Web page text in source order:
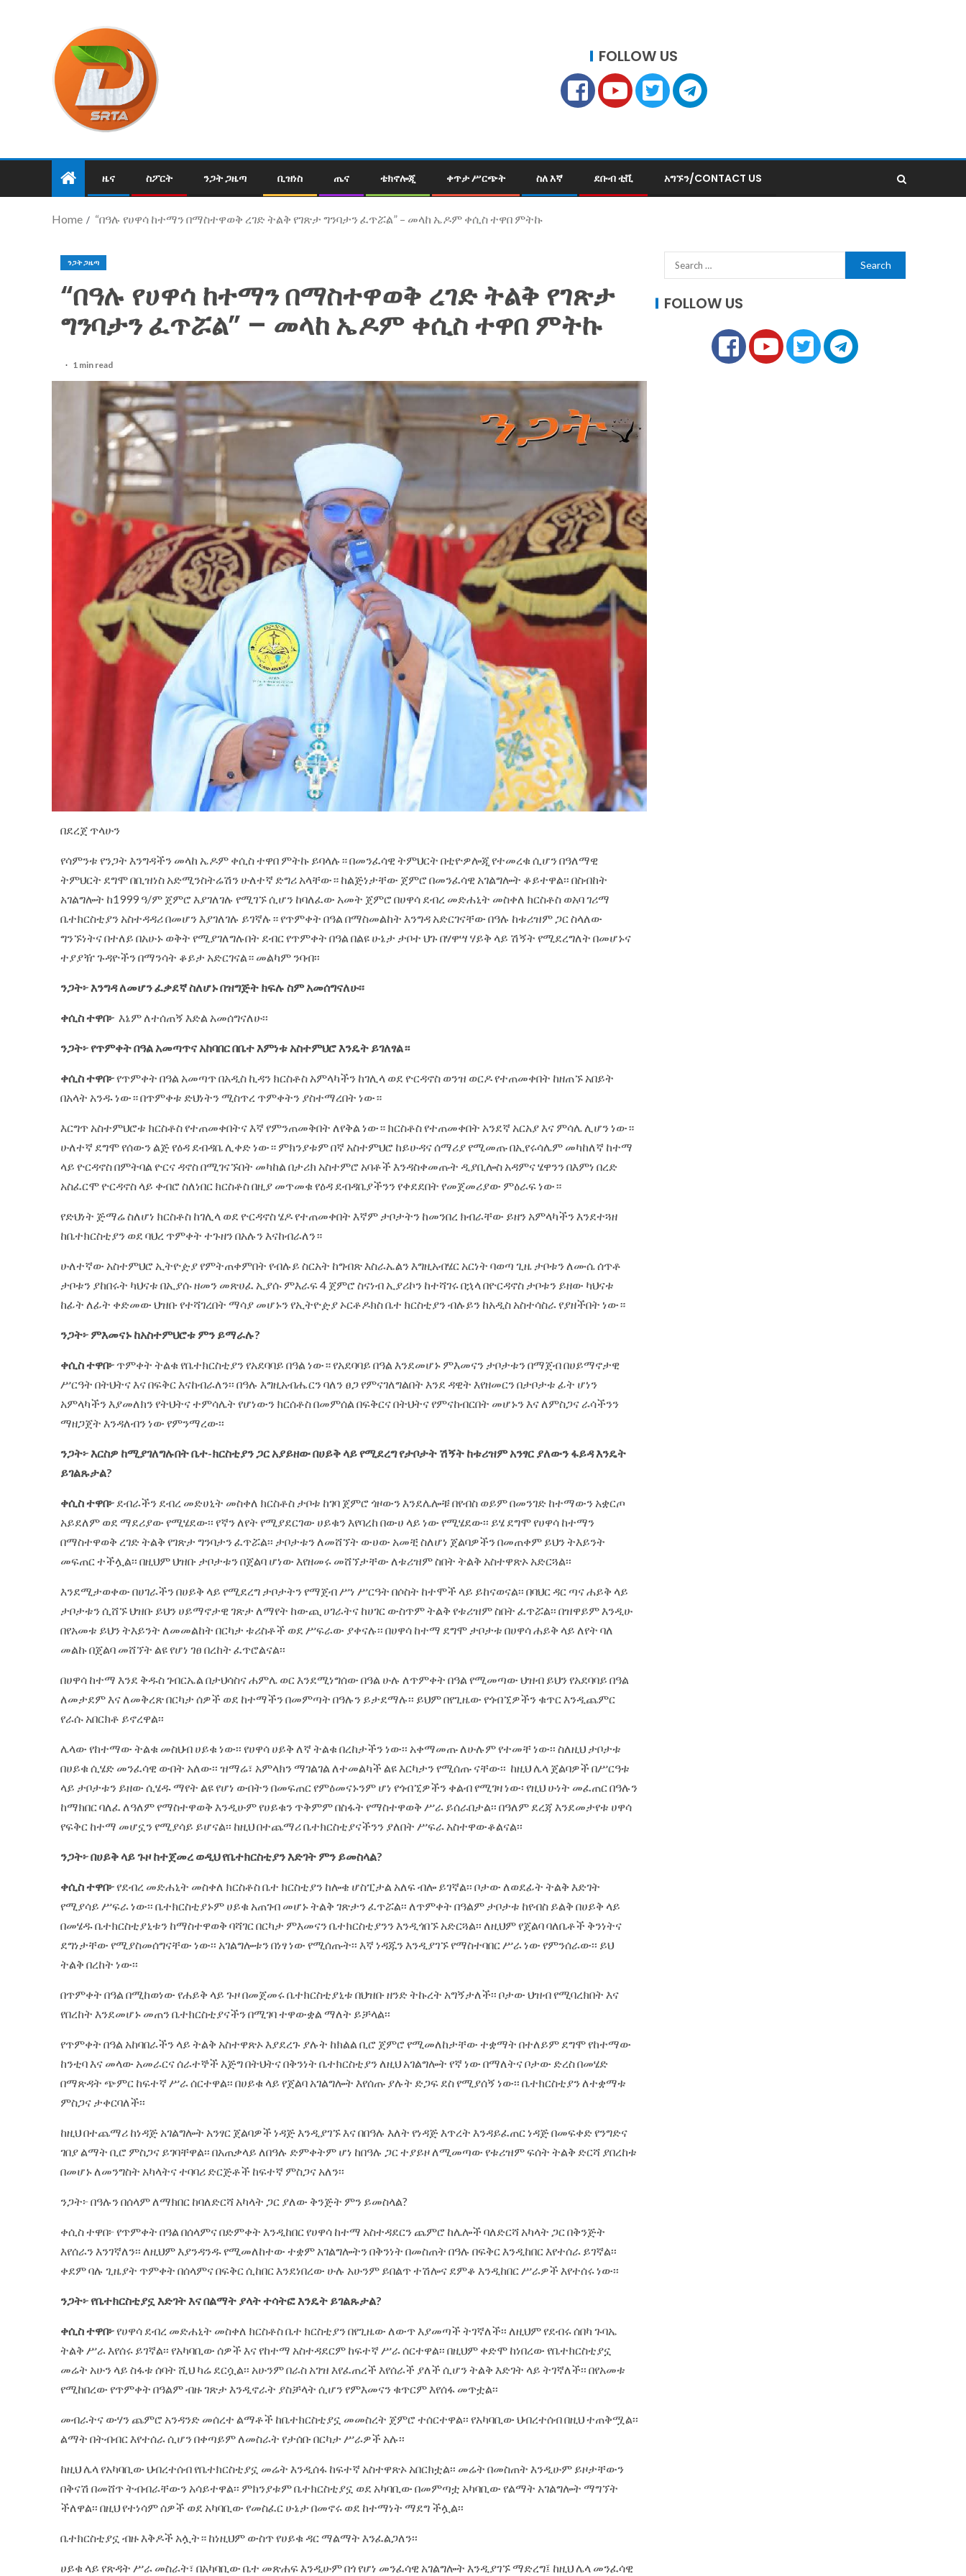
FOLLOW US
ዜና ስፖርት ንጋት ጋዜጣ ቢዝነስ ጤና ቴክኖሎጂ ቀጥታ ሥርጭት ስለ እኛ ደቡብ ቲቪ አግኙን/CONTACT US
Home “በዓሉ የሀዋሳ ከተማን በማስተዋወቅ ረገድ ትልቅ የገጽታ ግንባታን ፈጥሯል” – መላከ ኤዶም ቀሲስ ተዋበ ምትኩ
ንጋት ጋዜጣ
“በዓሉ የሀዋሳ ከተማን በማስተዋወቅ ረገድ ትልቅ የገጽታ
ግንባታን ፈጥሯል” – መላከ ኤዶም ቀሲስ ተዋበ ምትኩ
1 min read
በደረጀ ጥላሁን
የሳምንቱ የንጋት እንግዳችን መላከ ኤዶም ቀሲስ ተዋበ ምትኩ ይባላሉ። በመንፈሳዊ ትምህርት በቲዮዎሎጂ የተመረቁ ሲሆን በዓለማዊ
ትምህርት ደግሞ በቢዝነስ አድሚንስትሬሽን ሁለተኛ ድግሪ አላቸው። ከልጅነታቸው ጀምሮ በመንፈሳዊ አገልግሎት ቆይተዋል፡፡ በስብከት
አገልግሎት ከ1999 ዓ/ም ጀምሮ እያገለገሉ የሚገኙ ሲሆን ከባለፈው አመት ጀምሮ በሀዋሳ ደብረ መድሐኒት መስቀለ ክርስቶስ ወአባ ገሪማ
ቤተክርስቲያን አስተዳዳሪ በመሆን እያገለገሉ ይገኛሉ። የጥምቀት በዓል በማስመልከት እንግዳ አድርገናቸው በዓሉ ከቱሪዝም ጋር ስላለው
ግንኙነትና በተለይ በአሁኑ ወቅት የሚያገለግሉበት ደብር የጥምቀት በዓል በልዩ ሁኔታ ታቦተ ህጉ በሃዋሣ ሃይቅ ላይ ሽኝት የሚደረግለት በመሆኑና
ተያያዥ ጉዳዮችን በማንሳት ቆይታ አድርገናል። መልካም ንባብ፡፡
ንጋት፦ እንግዳ ለመሆን ፈቃደኛ ስለሆኑ በዝግጅት ክፍሉ ስም አመሰግናለሁ፡፡
ቀሲስ ተዋበ፦ እኔም ለተሰጠኝ እድል አመሰግናለሁ፡፡
ንጋት፦ የጥምቀት በዓል አመጣጥና አከባበር በቤተ እምነቱ አስተምህሮ እንዴት ይገለፃል።
ቀሲስ ተዋበ፦የጥምቀት በዓል አመጣጥ በአዲስ ኪዳን ክርስቶስ አምላካችን ከገሊላ ወደ ዮርዳኖስ ወንዝ ወርዶ የተጠመቀበት ከዘጠኙ አበይት
በአላት አንዱ ነው። በጥምቀቱ ድህነትን ሚስጥረ ጥምቀትን ያስተማረበት ነው።
እርግጥ አስተምህሮቱ ክርስቶስ የተጠመቀበትና እኛ የምንጠመቅበት ለየቅል ነው። ክርስቶስ የተጠመቀበት አንደኛ አርአያ እና ምሳሌ ሊሆን ነው።
ሁለተኛ ደግሞ የሰውን ልጅ የዕዳ ደብዳቤ ሊቀድ ነው። ምክንያቱም በኛ አስተምህሮ ከይሁዳና ሰማሪያ የሚመጡ በኢየሩሳሌም መካከለኛ ከተማ
ላይ ዮርዳኖስ በምትባል ዮርና ዳኖስ በሚገናኙበት መካከል በታሪክ አስተምሮ አባቶች እንዳስቀመጡት ዲያቢሎስ አዳምና ሄዋንን በእምነ በረድ
አስፈርሞ ዮርዳኖስ ላይ ቀብሮ ስለነበር ክርስቶስ በዚያ መጥመቁ የዕዳ ደብዳቤያችንን የቀደደበት የመጀመሪያው ምዕራፍ ነው።
የድህነት ጅማሬ ስለሆነ ክርስቶስ ከገሊላ ወደ ዮርዳኖስ ሄዶ የተጠመቀበት እኛም ታቦታትን ከመንበረ ክብራቸው ይዘን አምላካችን እንደተጓዘ
ከቤተክርስቲያን ወደ ባህረ ጥምቀት ተጉዘን በአሉን እናከብራለን።
ሁለተኛው አስተምህሮ ኢትዮዽያ የምትጠቀምበት የብሉይ ስርአት ከግብጽ እስራኤልን እግዚአብሄር አርነት ባወጣ ጊዜ ታቦቱን ለሙሴ ሰጥቶ
ታቦቱን ያከበሩት ካህናቱ በኢያሱ ዘመን መጽሀፈ ኢያሱ ምእራፍ 4 ጀምሮ ስናነብ ኢያሪኮን ከተሻገሩ በኋላ በዮርዳኖስ ታቦቱን ይዘው ካህናቱ
ከፊት ለፊት ቀድመው ህዝቡ የተሻገረበት ማሳያ መሆኑን የኢትዮዽያ ኦርቶዶክስ ቤተ ክርስቲያን ብሉይን ከአዲስ አስተሳስራ የያዘችበት ነው።
ንጋት፦ ምእመናኑ ከአስተምህሮቱ ምን ይማራሉ?
ቀሲስ ተዋበ፦ጥምቀት ትልቁ የቤተክርስቲያን የአደባባይ በዓል ነው። የአደባባይ በዓል እንደመሆኑ ምእመናን ታቦታቱን በማጀብ በሀይማኖታዊ
ሥርዓት በትህትና እና በፍቅር እናከብራለን፡፡ በዓሉ እግዚአብሔርን ባለን ፀጋ የምናገለግልበት እንደ ዳዊት እየዘመርን በታቦታቱ ፊት ሆነን
አምላካችን እያመለክን የትህትና ተምሳሌት የሆነውን ክርሰቶስ በመምሰል በፍቅርና በትህትና የምናከብርበት መሆኑን እና ለምስጋና ራሳችንን
ማዘጋጀት እንዳለብን ነው የምንማረው፡፡
ንጋት፦ እርስዎ ከሚያገለግሉበት ቤተ-ክርስቲያን ጋር አያይዘው በሀይቅ ላይ የሚደረግ የታቦታት ሽኝት ከቱሪዝም አንፃር ያለውን ፋይዳ እንዴት
ይገልጹታል?
ቀሲስ ተዋበ፦ ደብራችን ደብረ መድሀኒት መስቀለ ክርስቶስ ታቦቱ ከገባ ጀምሮ ጎዞውን እንደሌሎቹ በየብስ ወይም በመንገድ ከተማውን አቋርጦ
አይደለም ወደ ማደሪያው የሚሄደው፡፡ የኛን ለየት የሚያደርገው ሀይቁን እየባረከ በውሀ ላይ ነው የሚሄደው፡፡ ይሄ ደግሞ የሀዋሳ ከተማን
በማስተዋወቅ ረገድ ትልቅ የገጽታ ግንባታን ፈጥሯል፡፡ ታቦታቱን ለመሸኘት ውሀው አመቺ ስለሆነ ጀልባዎችን በመጠቀም ይህን ትእይንት
መፍጠር ተችሏል፡፡ በዚህም ህዝቡ ታቦታቱን በጀልባ ሆነው እየዘመሩ መሸኘታቸው ለቱሪዝም ስበት ትልቅ አስተዋጽኦ አድርጓል፡፡
እንደሚታወቀው በሀገራችን በሀይቅ ላይ የሚደረግ ታቦታትን የማጀብ ሥነ ሥርዓት በሶስት ከተሞች ላይ ይከናወናል፡፡ በባህር ዳር ጣና ሐይቅ ላይ
ታቦታቱን ሲሸኙ ህዝቡ ይህን ሀይማኖታዊ ገጽታ ለማየት ከውጪ ሀገራትና ከሀገር ውስጥም ትልቅ የቱሪዝም ስበት ፈጥሯል፡፡ በዝዋይም እንዲሁ
በየአመቱ ይህን ትእይንት ለመመልከት በርካታ ቱሪስቶች ወደ ሥፍራው ያቀናሉ፡፡ በሀዋሳ ከተማ ደግሞ ታቦታቱ በሀዋሳ ሐይቅ ላይ ለየት ባለ
መልኩ በጀልባ መሸኘት ልዩ የሆነ ገፀ በረከት ፈጥሮልናል፡፡
በሀዋሳ ከተማ እንደ ቅዱስ ገብርኤል በታህሳስና ሐምሌ ወር እንደሚነግሰው በዓል ሁሉ ለጥምቀት በዓል የሚመጣው ህዝብ ይህን የአደባባይ በዓል
ለመታደም እና ለመቅረጽ በርካታ ሰዎች ወደ ከተማችን በመምጣት በዓሉን ይታደማሉ፡፡ ይህም በየጊዜው የጎብኚዎችን ቁጥር እንዲጨምር
የራሱ አበርክቶ ይኖረዋል፡፡
ሌላው የከተማው ትልቁ መስህብ ሀይቁ ነው፡፡ የሀዋሳ ሀይቅ ለኛ ትልቁ በረከታችን ነው፡፡ አቀማመጡ ለሁሉም የተመቸ ነው፡፡ ስለዚህ ታቦታቱ
በሀይቁ ሲሄድ መንፈሳዊ ውበት አለው፡፡ ዝማሬ፣ አምላክን ማገልገል ለተመልካች ልዩ እርካታን የሚሰጡ ናቸው፡፡ ከዚህ ሌላ ጀልባዎች በሥርዓቱ
ላይ ታቦታቱን ይዘው ሲሄዱ ማየት ልዩ የሆነ ውበትን በመፍጠር የምዕመናኑንም ሆነ የጎብኚዎችን ቀልብ የሚገዛ ነው፡ የዚህ ሁነት መፈጠር በዓሉን
ከማክበር ባለፈ ለዓለም የማስተዋወቅ እንዲሁም የሀይቁን ጥቅምም በስፋት የማስተዋወቅ ሥራ ይሰራበታል፡፡ በዓለም ደረጃ እንደመታየቱ ሀዋሳ
የፍቅር ከተማ መሆኗን የሚያሳይ ይሆናል፡፡ ከዚህ በተጨማሪ ቤተክርስቲያናችንን ያለበት ሥፍራ አስተዋውቆልናል፡፡
ንጋት፦ በሀይቅ ላይ ጉዞ ከተጀመረ ወዲህ የቤተክርስቲያን እድገት ምን ይመስላል?
ቀሲስ ተዋበ፦የደብረ መድሐኒት መስቀለ ክርስቶስ ቤተ ክርስቲያን ከሎቄ ሆስፒታል አለፍ ብሎ ይገኛል፡፡ ቦታው ለወደፊት ትልቅ እድገት
የሚያሳይ ሥፍራ ነው፡፡ ቤተክርስቲያኑም ሀይቁ አጠገብ መሆኑ ትልቅ ገጽታን ፈጥሯል፡፡ ለጥምቀት በዓልም ታቦታቱ ከየብስ ይልቅ በሀይቅ ላይ
በመሄዱ ቤተክርስቲያኒቱን ከማስተዋወቅ ባሻገር በርካታ ምእመናን ቤተክርስቲያንን እንዲጎበኙ አድርጓል፡፡ ለዚህም የጀልባ ባለቤቶች ቅንነትና
ደግነታቸው የሚያስመሰግናቸው ነው፡፡ አገልግሎቱን በነፃ ነው የሚሰጡት፡፡ እኛ ነዳጁን እንዲያገኙ የማስተባበር ሥራ ነው የምንሰራው፡፡ ይህ
ትልቅ በረከት ነው፡፡
በጥምቀት በዓል በሚከወነው የሐይቅ ላይ ጉዞ በመጀመሩ ቤተክርስቲያኒቱ በህዝቡ ዘንድ ትኩረት አግኝታለች፡፡ ቦታው ህዝብ የሚባረክበት እና
የበረከት እንደመሆኑ መጠን ቤተክርስቲያናችን በሚገባ ተዋውቋል ማለት ይቻላል፡፡
የጥምቀት በዓል አከባበራችን ላይ ትልቅ አስተዋጽኦ እያደረጉ ያሉት ከክልል ቢሮ ጀምሮ የሚመለከታቸው ተቋማት በተለይም ደግሞ የከተማው
ከንቲባ እና መላው አመራርና ሰራተኞች እጅግ በትህትና በቅንነት ቤተክርስቲያን ለዚህ አገልግሎት የኛ ነው በማለትና ቦታው ድረስ በመሄድ
በማጽዳት ጭምር ከፍተኛ ሥራ ሰርተዋል፡፡ በሀይቁ ላይ የጀልባ አገልግሎት እየሰጡ ያሉት ድጋፍ ደስ የሚያሰኝ ነው፡፡ ቤተክርስቲያን ለተቋማቱ
ምስጋና ታቀርባለች፡፡
ከዚህ በተጨማሪ ከነዳጅ አገልግሎት አንፃር ጀልባዎች ነዳጅ እንዲያገኙ እና በበዓሉ እለት የነዳጅ እጥረት እንዳይፈጠር ነዳጅ በመፍቀድ የንግድና
ገበያ ልማት ቢሮ ምስጋና ይገባቸዋል፡፡ በአጠቃላይ ለበዓሉ ድምቀትም ሆነ ከበዓሉ ጋር ተያይዞ ለሚመጣው የቱሪዝም ፍሰት ትልቅ ድርሻ ያበረከቱ
በመሆኑ ለመንግስት አካላትና ተባባሪ ድርጅቶች ከፍተኛ ምስጋና አለን፡፡
ንጋት፦ በዓሉን በሰላም ለማክበር ከባለድርሻ አካላት ጋር ያለው ቅንጅት ምን ይመስላል?
ቀሲስ ተዋበ፦ የጥምቀት በዓል በሰላምና በድምቀት እንዲከበር የሀዋሳ ከተማ አስተዳደርን ጨምሮ ከሌሎች ባለድርሻ አካላት ጋር በቅንጅት
እየሰራን እንገኛለን፡፡ ለዚህም እያንዳንዱ የሚመለከተው ተቋም አገልግሎትን በቅንነት በመስጠት በዓሉ በፍቅር እንዲከበር እየተሰራ ይገኛል፡፡
ቀደም ባሉ ጊዜያት ጥምቀት በሰላምና በፍቅር ሲከበር እንደነበረው ሁሉ አሁንም ይበልጥ ተሽሎና ደምቆ እንዲከበር ሥራዎች እየተሰሩ ነው፡፡
ንጋት፦ የቤተክርስቲያኗ እድገት እና በልማት ያላት ተሳትፎ እንዴት ይገልጹታል?
ቀሲስ ተዋበ፦የሀዋሳ ደብረ መድሐኒት መስቀለ ክርስቶስ ቤተ ክርስቲያን በየጊዜው ለውጥ እያመጣች ትገኛለች፡፡ ለዚህም የደብሩ ሰበካ ጉባኤ
ትልቅ ሥራ እየሰሩ ይገኛል፡፡ የአካባቢው ሰዎች እና የከተማ አስተዳደርም ከፍተኛ ሥራ ሰርተዋል፡፡ በዚህም ቀድሞ ከነበረው የቤተክርስቲያኗ
መሬት አሁን ላይ ስፋቱ ሰባት ሺህ ካሬ ደርሷል፡፡ አሁንም በራስ አገዝ እየፈጠረች እየሰራች ያለች ሲሆን ትልቅ እድገት ላይ ትገኛለች፡፡ በየአመቱ
የሚከበረው የጥምቀት በዓልም ብዙ ገጽታ እንዲኖራት ያስቻላት ሲሆን የምእመናን ቁጥርም እየሰፋ መጥቷል፡፡
መብራትና ውሃን ጨምሮ አንዳንድ መሰረተ ልማቶች ከቤተክርስቲያኗ መመስረት ጀምሮ ተሰርተዋል፡፡ የአካባቢው ህብረተሰብ በዚህ ተጠቅሟል፡፡
ልማት በትብብር እየተሰራ ሲሆን በቀጣይም ለመስራት የታሰቡ በርካታ ሥራዎች አሉ፡፡
ከዚህ ሌላ የአካባቢው ህብረተሰብ የቤተክርስቲያኗ መሬት እንዲሰፋ ከፍተኛ አስተዋጽኦ አበርክቷል፡፡ መሬት በመስጠት እንዲሁም ይዞታቸውን
በቅናሽ በመሸጥ ትብብራቸውን አሳይተዋል፡፡ ምክንያቱም ቤተክርስቲያኗ ወደ አካባቢው በመምጣቷ አካባቢው የልማት አገልግሎት ማግኘት
ችለዋል፡፡ በዚህ የተነሳም ሰዎች ወደ አካባቢው የመስፈር ሁኔታ በመኖሩ ወደ ከተማነት ማደግ ችሏል፡፡
ቤተክርስቲ ያኗ ብዙ እቅዶች አሏት። ከነዚህም ውስጥ የሀይቁ ዳር ማልማት እንፈልጋለን፡፡
ሀይቁ ላይ የጽዳት ሥራ መስራት፣ በአካባቢው ቤተ መጽሐፍ እንዲሁም በጎ የሆነ መንፈሳዊ አገልግሎት እንዲያገኙ ማድረግ፤ ከዚህ ሌላ መንፈሳዊ
FOLLOW US